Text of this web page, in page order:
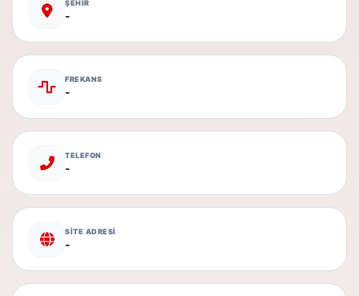
ŞEHİR
-
FREKANS
-
TELEFON
-
SİTE ADRESİ
-